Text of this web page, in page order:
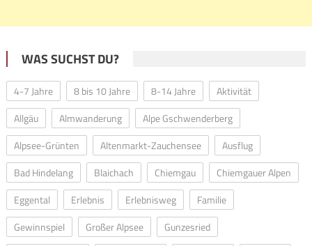
WAS SUCHST DU?
4-7 Jahre 8 bis 10 Jahre 8-14 Jahre
Aktivität
Allgäu
Almwanderung
Alpe Gschwenderberg
Alpsee-Grünten
Altenmarkt-Zauchensee
Ausflug
Bad Hindelang
Blaichach Chiemgau
Chiemgauer Alpen
Eggental
Erlebnis Erlebnisweg
Familie
Gewinnspiel
Großer Alpsee
Gunzesried